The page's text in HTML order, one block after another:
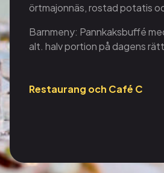
örtmajonnäs, rostad potatis
Barnmeny: Pannkaksbuffé
alt. halv portion på dagens
Restaurang och Café C